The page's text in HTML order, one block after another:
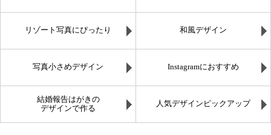
リゾート写真にぴったり 和風デザイン
写真小さめデザイン Instagramにおすすめ
結婚報告はがきの
デザインで作る
人気デザインピックアップ